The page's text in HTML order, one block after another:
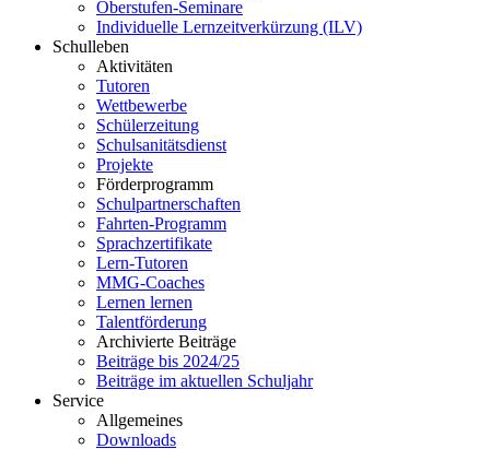
Oberstufen-Seminare
Individuelle Lernzeitverkürzung (ILV)
Schulleben
Aktivitäten
Tutoren
Wettbewerbe
Schülerzeitung
Schulsanitätsdienst
Projekte
Förderprogramm
Schulpartnerschaften
Fahrten-Programm
Sprachzertifikate
Lern-Tutoren
MMG-Coaches
Lernen lernen
Talentförderung
Archivierte Beiträge
Beiträge bis 2024/25
Beiträge im aktuellen Schuljahr
Service
Allgemeines
Downloads